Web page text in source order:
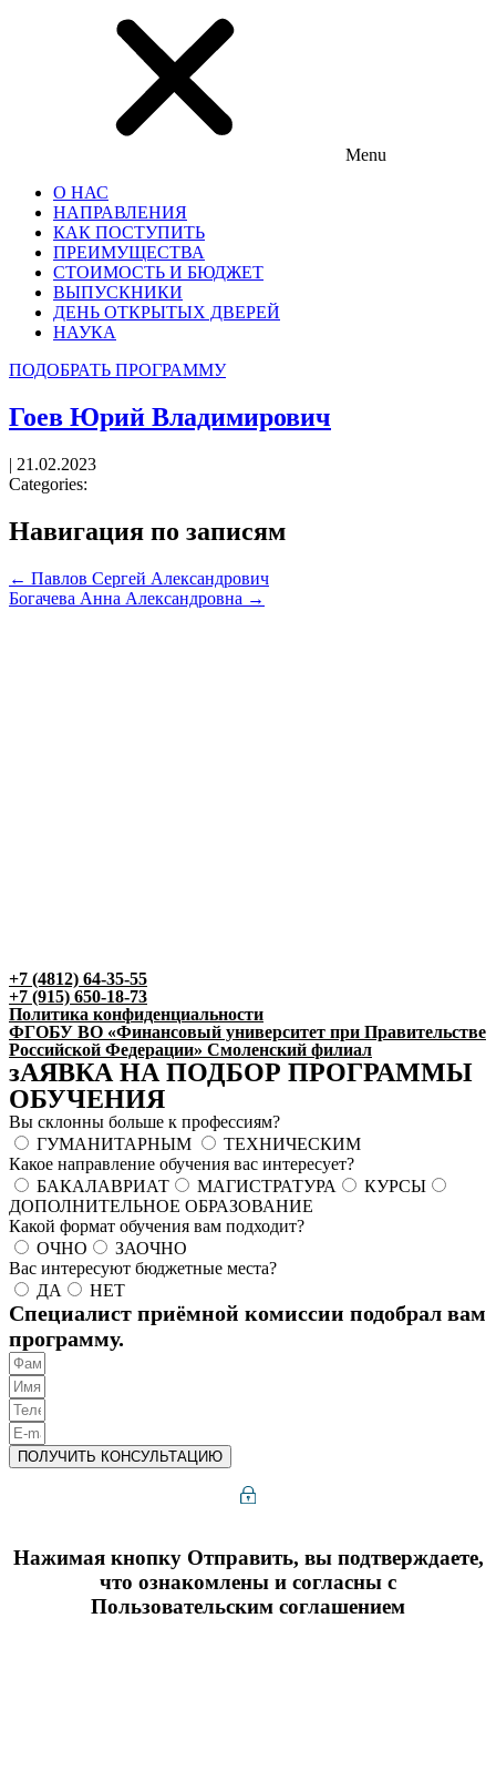
Menu
О НАС
НАПРАВЛЕНИЯ
КАК ПОСТУПИТЬ
ПРЕИМУЩЕСТВА
СТОИМОСТЬ И БЮДЖЕТ
ВЫПУСКНИКИ
ДЕНЬ ОТКРЫТЫХ ДВЕРЕЙ
НАУКА
ПОДОБРАТЬ ПРОГРАММУ
Гоев Юрий Владимирович
| 21.02.2023
Categories:
Навигация по записям
← Павлов Сергей Александрович
Богачева Анна Александровна →
+7 (4812) 64-35-55
+7 (915) 650-18-73
Политика конфиденциальности
ФГОБУ ВО «Финансовый университет при Правительстве
Российской Федерации» Смоленский филиал
зАЯВКА НА ПОДБОР ПРОГРАММЫ
ОБУЧЕНИЯ
Вы склонны больше к профессиям?
ГУМАНИТАРНЫМ
ТЕХНИЧЕСКИМ
Какое направление обучения вас интересует?
БАКАЛАВРИАТ
МАГИСТРАТУРА
КУРСЫ
ДОПОЛНИТЕЛЬНОЕ ОБРАЗОВАНИЕ
Какой формат обучения вам подходит?
ОЧНО
ЗАОЧНО
Вас интересуют бюджетные места?
ДА
НЕТ
Специалист приёмной комиссии подобрал вам
программу.
ПОЛУЧИТЬ КОНСУЛЬТАЦИЮ
Нажимая кнопку Отправить, вы подтверждаете,
что ознакомлены и согласны с
Пользовательским соглашением